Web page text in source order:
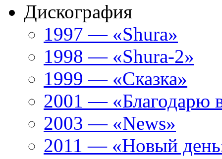
Дискография
1997 — «Shura»
1998 — «Shura-2»
1999 — «Сказка»
2001 — «Благодарю
2003 — «News»
2011 — «Новый